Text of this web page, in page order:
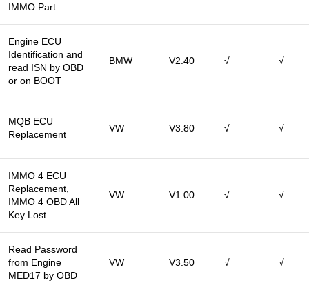
IMMO Part
Engine ECU
Identification and
read ISN by OBD
or on BOOT
BMW V2.40 √ √
MQB ECU
Replacement
VW V3.80 √ √
IMMO 4 ECU
Replacement,
IMMO 4 OBD All
Key Lost
VW V1.00 √ √
Read Password
from Engine
MED17 by OBD
VW V3.50 √ √